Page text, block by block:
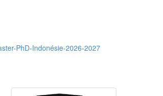
PhD-Indonésie-2026-2027